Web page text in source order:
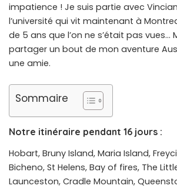
impatience ! Je suis partie avec
l’université qui vit maintenant à
de 5 ans que l’on ne s’était pas vues…
partager un bout de mon aventure
une amie.
Sommaire
Notre itinéraire pendant 16 jours :
Hobart, Bruny Island, Maria Island,
Bicheno, St Helens, Bay of fires, The
Launceston, Cradle Mountain,